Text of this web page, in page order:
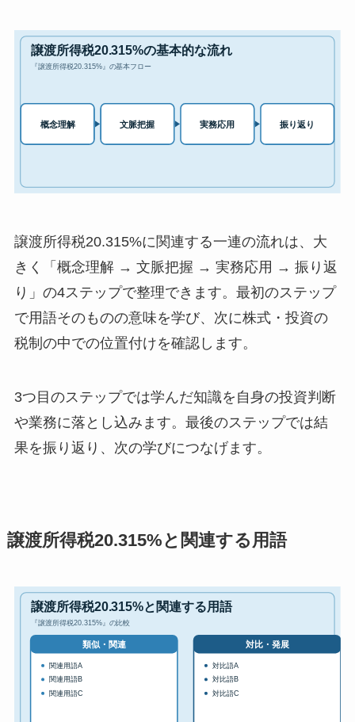
譲渡所得税20.315%に関連する一連の流れは、大
きく「概念理解 → 文脈把握 → 実務応用 → 振り返
り」の4ステップで整理できます。最初のステップ
で用語そのものの意味を学び、次に株式・投資の
税制の中での位置付けを確認します。
3つ目のステップでは学んだ知識を自身の投資判断
や業務に落とし込みます。最後のステップでは結
果を振り返り、次の学びにつなげます。
譲渡所得税20.315%と関連する用語